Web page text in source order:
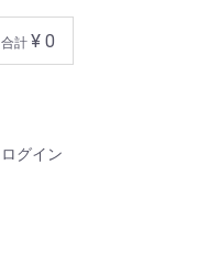
合計 ¥ 0
ログイン